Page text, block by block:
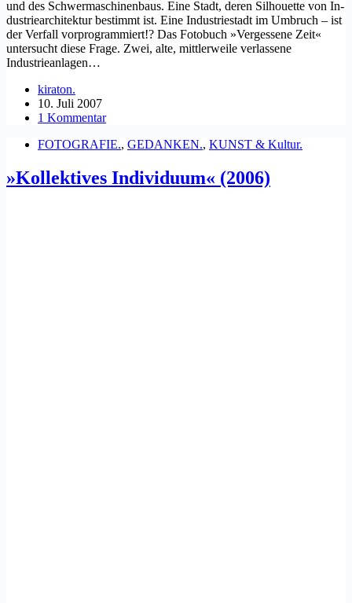
und des Schwer­maschinenbaus. Eine Stadt, deren Silhou­ette von In­
dus­triearchitektur bestimmt ist. Eine Industriestadt im Umbruch – ist
der Ver­fall vorprogrammiert!? Das Fotobuch »Vergessene Zeit«
untersucht diese Frage. Zwei, alte, mittlerweile verlassene
Industrieanlagen…
kiraton.
10. Juli 2007
1 Kommentar
FOTOGRAFIE., GEDANKEN., KUNST & Kultur.
»Kollektives Individuum« (2006)